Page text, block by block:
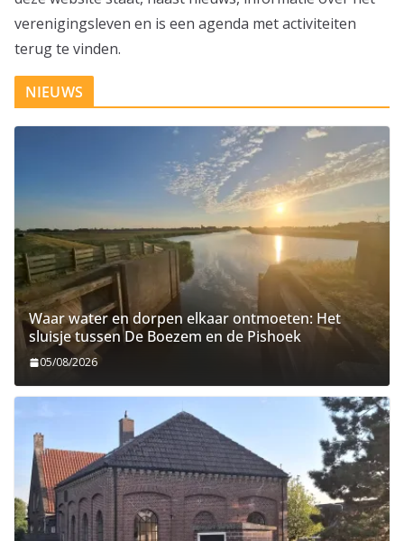
verenigingsleven en is een agenda met activiteiten
terug te vinden.
NIEUWS
Waar water en dorpen elkaar ontmoeten: Het
sluisje tussen De Boezem en de Pishoek
05/08/2026